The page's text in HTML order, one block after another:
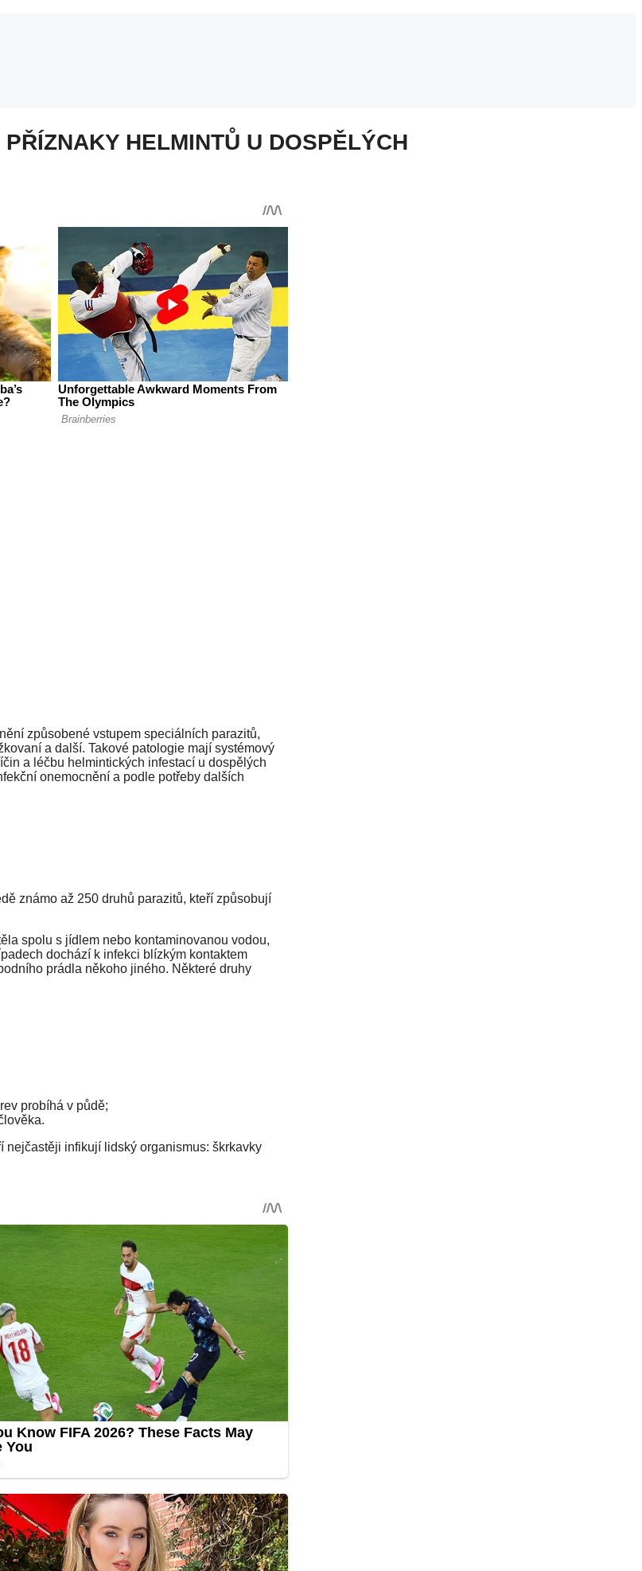
HELMINTŮ U DOSPĚLÝCH
způsobené vstupem speciálních parazitů,
a další. Takové patologie mají systémový
a léčbu helmintických infestací u dospělých
onemocnění a podle potřeby dalších
známo až 250 druhů parazitů, kteří způsobují
spolu s jídlem nebo kontaminovanou vodou,
dochází k infekci blízkým kontaktem
prádla někoho jiného. Některé druhy
probíhá v půdě;
infikují lidský organismus: škrkavky